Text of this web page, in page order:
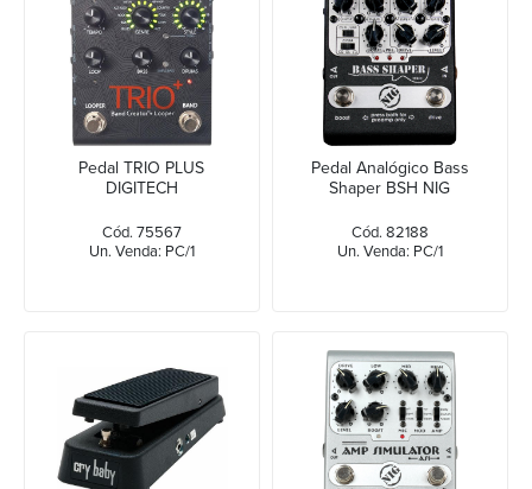
Pedal TRIO PLUS
DIGITECH
Cód. 75567
Un. Venda: PC/1
Pedal Analógico Bass
Shaper BSH NIG
Cód. 82188
Un. Venda: PC/1